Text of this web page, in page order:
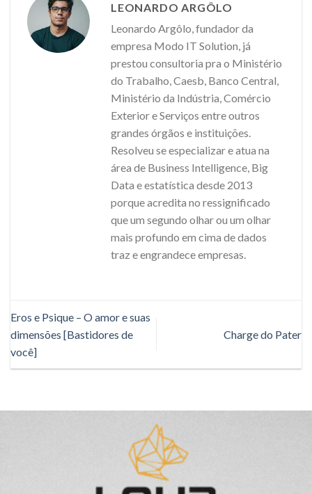
LEONARDO ARGÔLO
Leonardo Argôlo, fundador da
empresa Modo IT Solution, já
prestou consultoria pra o Ministério
do Trabalho, Caesb, Banco Central,
Ministério da Indústria, Comércio
Exterior e Serviços entre outros
grandes órgãos e instituições.
Resolveu se especializar e atua na
área de Business Intelligence, Big
Data e estatística desde 2013
porque acredita no ressignificado
que um segundo olhar ou um olhar
mais profundo em cima de dados
traz e engrandece empresas.
Eros e Psique – O amor e suas
dimensões [Bastidores de
você]
Charge do Pater